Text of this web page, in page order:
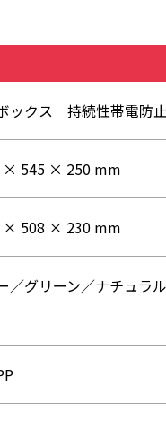
ックス 持続性帯電防止
× 545 × 250 mm
× 508 × 230 mm
／グリーン／ナチュラ